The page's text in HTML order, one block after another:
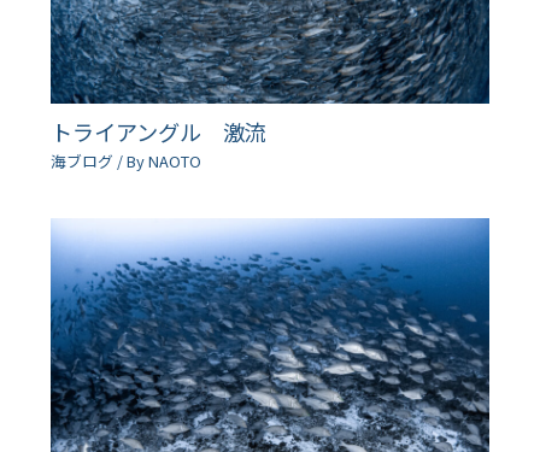
トライアングル 激流
海ブログ / ByNAOTO